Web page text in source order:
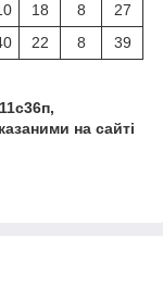
18 8
27
22 8 39
на сайті